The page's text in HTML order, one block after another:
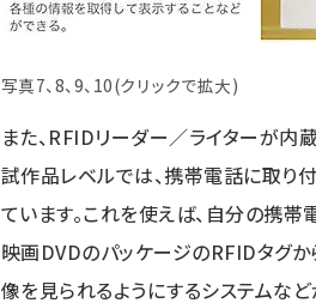
写真7、8、9、10(クリックで拡大)
また、RFIDリーダー／ライターが
試作品レベルでは、携帯電話に取り
ています。これを使えば、自分の携
映画DVDのパッケージのRFIDタグ
像を見られるようにするシステムなど